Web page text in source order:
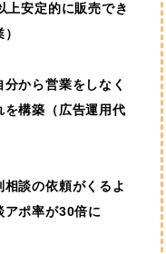
上安定的に販売でき
から営業をしなく
構築（広告運用代
談の依頼がくるよ
アポ率が30倍に